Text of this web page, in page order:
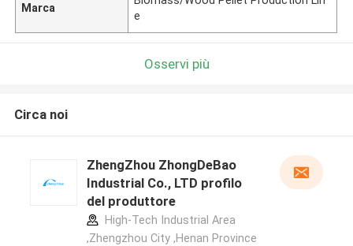
Marca
e
Osservi più
Circa noi
ZhengZhou ZhongDeBao
Industrial Co., LTD profilo
del produttore
High-Tech Industrial Area
,Zhengzhou City ,Henan Province